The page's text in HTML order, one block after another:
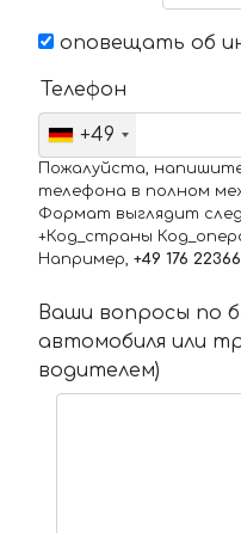
оповещать об
Телефон
+49
Пожалуйста,
телефона в полном
Формат выглядит
+Код_страны
Например, +49 176
Ваши вопросы по
автомобиля или
водителем)